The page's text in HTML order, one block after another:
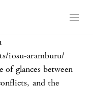
iosu-aramburu/
of glances between
and the